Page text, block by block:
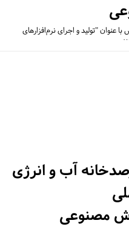
"تولید و اجرای نرم‌افزارهای
آب و انرژی
مصنوعی